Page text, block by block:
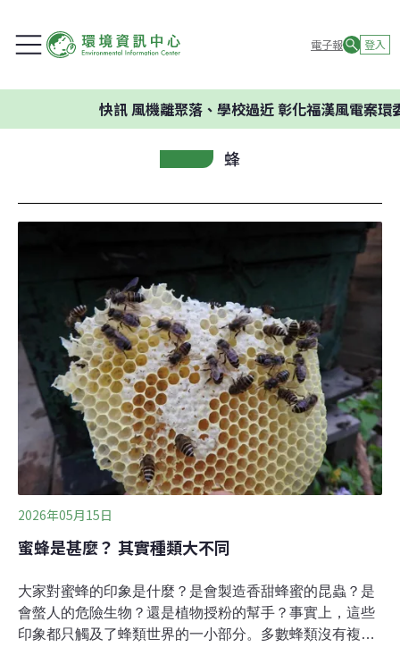
電子報 登入
風機離聚落、學校過近 彰化福漢風電案環委建
蜂
2026年05月15日
蜜蜂是甚麼？ 其實種類大不同
大家對蜜蜂的印象是什麼？是會製造香甜蜂蜜的昆蟲？是
會螫人的危險生物？還是植物授粉的幫手？事實上，這些
印象都只觸及了蜂類世界的一小部分。多數蜂類沒有複雜